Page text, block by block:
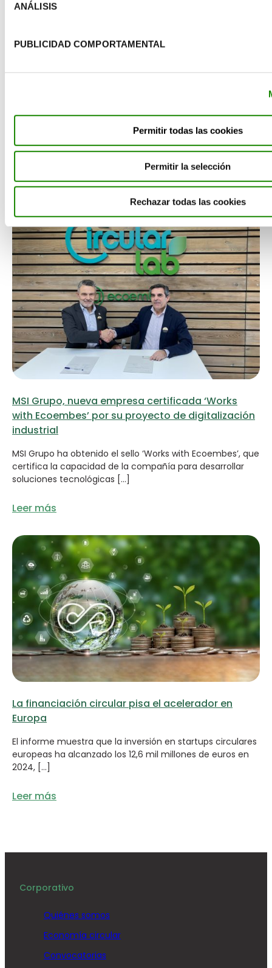
ANÁLISIS
PUBLICIDAD COMPORTAMENTAL
Permitir todas las cookies
Permitir la selección
Rechazar todas las cookies
caja”, una iniciativa para favorecer un uso más
El proyecto plantea una solución práctica ante una de las
situaciones más frecuentes en la recogida de papel y
MSI Grupo, nueva empresa certificada ‘Works
with Ecoembes’ por su proyecto de digitalización
industrial
MSI Grupo ha obtenido el sello ‘Works with Ecoembes’, que
certifica la capacidad de la compañía para desarrollar
soluciones tecnológicas […]
Leer más
La financiación circular pisa el acelerador en
Europa
El informe muestra que la inversión en startups circulares
europeas ha alcanzado los 12,6 mil millones de euros en
2024, […]
Leer más
Corporativo
Quiénes somos
Economía circular
Convocatorias